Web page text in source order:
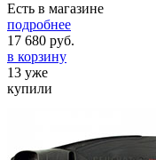
Есть в магазине
подробнее
17 680 руб.
в корзину
13 уже
купили